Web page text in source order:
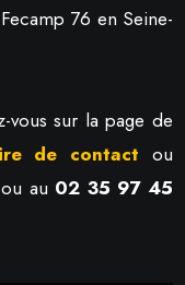
76 en Seine-
vous sur la page de
de contact ou
ou au 02 35 97 45